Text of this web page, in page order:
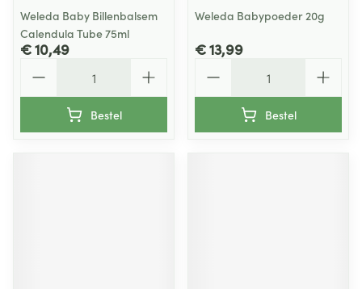
Weleda Baby Billenbalsem
Calendula Tube 75ml
€ 10,49
Bestel
Weleda Babypoeder 20g
€ 13,99
Bestel